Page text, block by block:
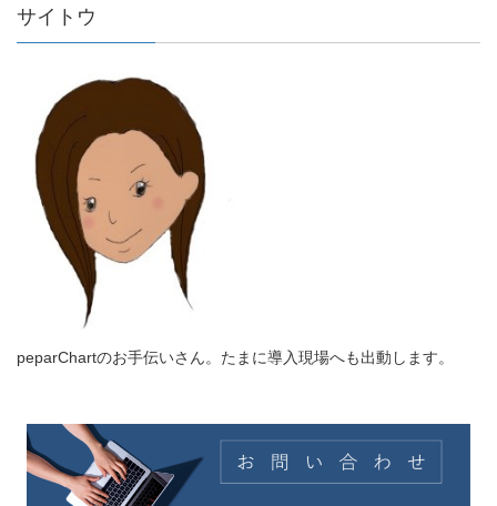
サイトウ
peparChartのお手伝いさん。たまに導入現場へも出動します。